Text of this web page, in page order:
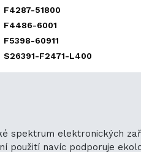
F4287-51800
F4486-6001
F5398-60911
S26391-F2471-L400
spektrum elektronických
použití navíc podporuje